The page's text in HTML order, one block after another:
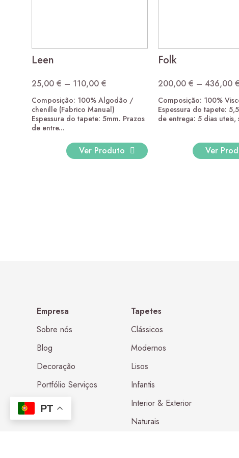
PT
Leen
25,00 € – 110,00 €
range:
25,00 €
110,00 €
Composição: 100% Algodão /
chenille (Fabrico Manual)
Espessura do tapete: 5mm. Prazos
de entre...
Ver Produto
Folk
200,00 € – 436,00 €
Composição: 100%
Espessura do tapete:
de entrega: 5 dias uteis,
Ver
Empresa
Sobre nós
Blog
Decoração
Portfólio Serviços
Contactos
Tapetes
Clássicos
Modernos
Lisos
Infantis
Interior & Exterior
Naturais